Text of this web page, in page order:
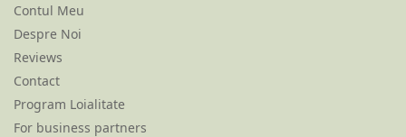
Contul Meu
Despre Noi
Reviews
Contact
Program Loialitate
For business partners